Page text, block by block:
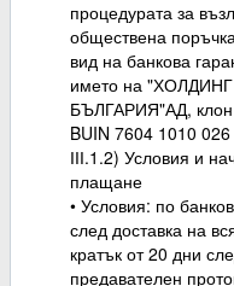
процедурата за
обществена
вид на банкова
името на
БЪЛГАРИЯ"АД, клон
BUIN 7604 1010
ІІІ.1.2) Условия и
плащане
• Условия: по
след доставка на
кратък от 20 дни
предавателен